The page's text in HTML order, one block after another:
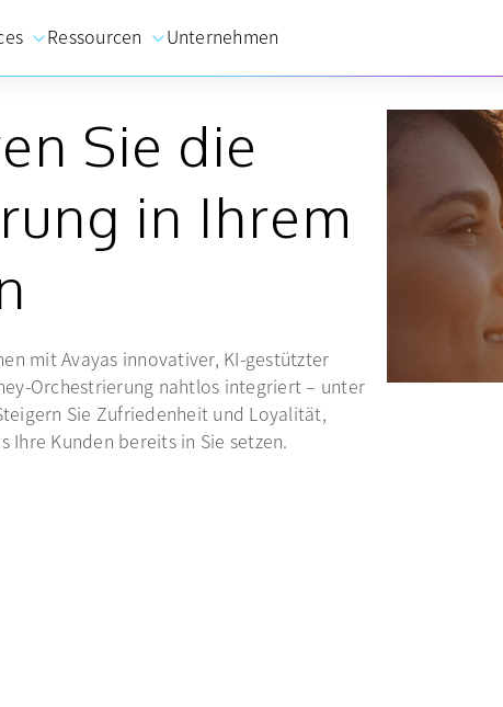
Ressourcen Unternehmen
Sie die
in Ihrem
mit Avayas innovativer, KI-gestützter
Orchestrierung nahtlos integriert – unter
Sie Zufriedenheit und Loyalität,
Ihre Kunden bereits in Sie setzen.